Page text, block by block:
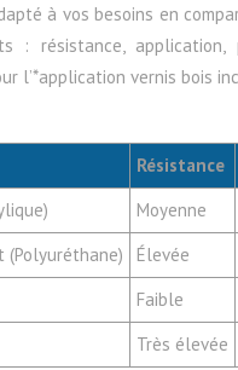
à vos besoins en
: résistance, application,
l’*application vernis bois
Résistance
Moyenne
(Polyuréthane)
Élevée
Faible
Très élevée